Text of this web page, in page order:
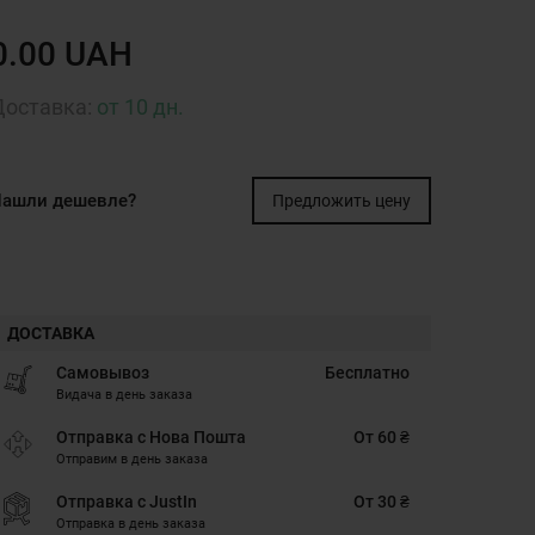
UAH
от 10 дн.
дешевле? Предложить цену
ДОСТАВКА
Самовывоз
Видача в день заказа
Бесплатно
Отправка с Нова Пошта
Отправим в день заказа
От 60 ₴
Отправка с JustIn
Отправка в день заказа
От 30 ₴